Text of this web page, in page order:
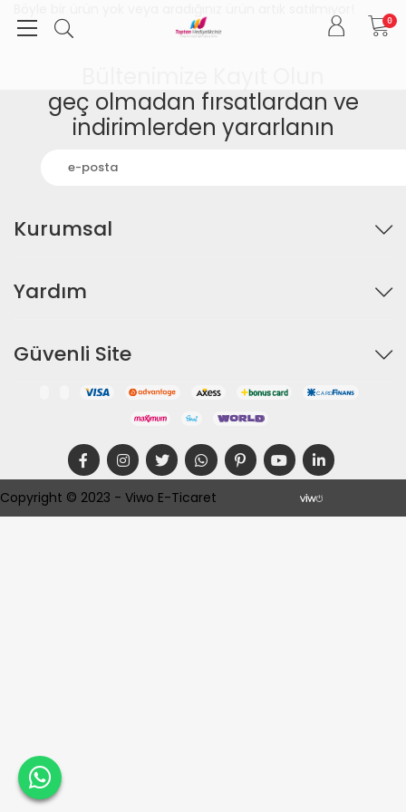
0
geç olmadan fırsatlardan ve
indirimlerden yararlanın
Kurumsal
Yardım
Güvenli Site
Copyright © 2023 - Viwo E-Ticaret